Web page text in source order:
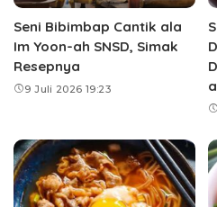
Seni Bibimbap Cantik ala
Im Yoon-ah SNSD, Simak
Resepnya
9 Juli 2026 19:23